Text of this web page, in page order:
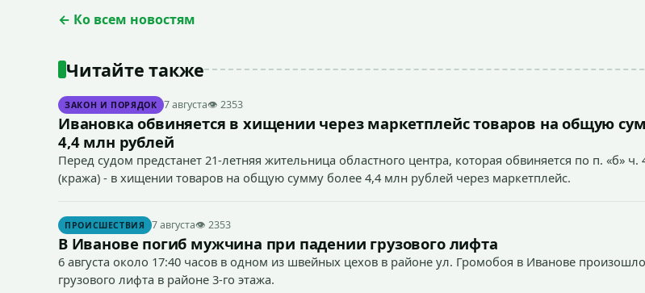
← Ко всем новостям
Читайте также
ЗАКОН И ПОРЯДОК 7 августа👁 2353
Ивановка обвиняется в хищении через маркетплейс товаров на общую
4,4 млн рублей
Перед судом предстанет 21-летняя жительница областного центра, которая обвиняется по п. «б» ч.
(кража) - в хищении товаров на общую сумму более 4,4 млн рублей через маркетплейс.
ПРОИСШЕСТВИЯ 7 августа👁 2353
В Иванове погиб мужчина при падении грузового лифта
6 августа около 17:40 часов в одном из швейных цехов в районе ул. Громобоя в Иванове
грузового лифта в районе 3-го этажа.